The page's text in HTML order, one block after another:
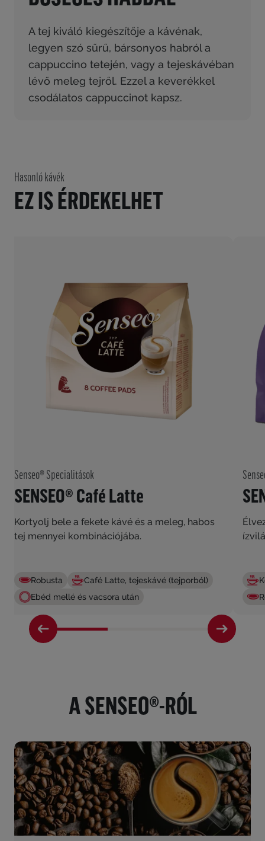
A tej kiváló kiegészítője a kávénak,
legyen szó sűrű, bársonyos habról a
cappuccino tetején, vagy a tejeskávéban
lévő meleg tejről. Ezzel a keverékkel
csodálatos cappuccinot kapsz.
Hasonló kávék
EZ IS ÉRDEKELHET
Senseo® Specialitások
SENSEO® Café Latte
Kortyolj bele a fekete kávé és a meleg, habos
tej mennyei kombinációjába.
Robusta
Café Latte, tejeskávé (tejporból)
Ebéd mellé és vacsora után
A SENSEO®-RÓL